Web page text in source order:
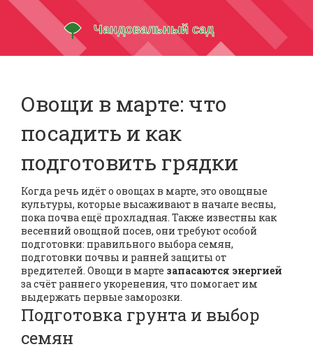
Овощи в марте: что
посадить и как
подготовить грядки
Когда речь идёт о овощах в марте, это овощные
культуры, которые высаживают в начале весны,
пока почва ещё прохладная. Также известны как
весенний овощной посев, они требуют особой
подготовки: правильного выбора семян,
подготовки почвы и ранней защиты от
вредителей. Овощи в марте запасаются энергией
за счёт раннего укоренения, что помогает им
выдержать первые заморозки.
Подготовка грунта и выбор
семян